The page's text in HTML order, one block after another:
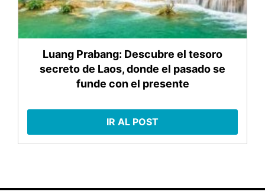
Luang Prabang: Descubre el tesoro
secreto de Laos, donde el pasado se
funde con el presente
IR AL POST